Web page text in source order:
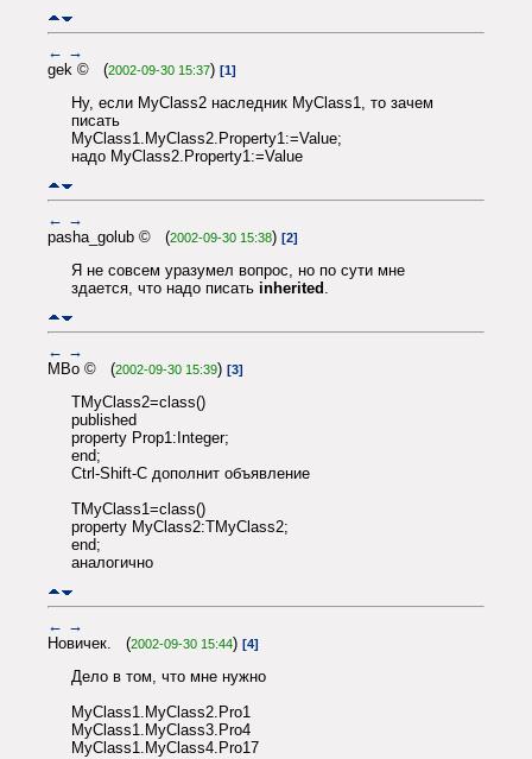
← →
gek © (2002-09-30 15:37) [1]
Ну, если MyClass2 наследник MyClass1, то зачем
писать
MyClass1.MyClass2.Property1:=Value;
надо MyClass2.Property1:=Value
← →
pasha_golub © (2002-09-30 15:38) [2]
Я не совсем уразумел вопрос, но по сути мне
здается, что надо писать inherited .
← →
MBo © (2002-09-30 15:39) [3]
TMyClass2=class()
published
property Prop1:Integer;
end;
Ctrl-Shift-C дополнит объявление
TMyClass1=class()
property MyClass2:TMyClass2;
end;
аналогично
← →
Новичек. (2002-09-30 15:44) [4]
Дело в том, что мне нужно
MyClass1.MyClass2.Pro1
MyClass1.MyClass3.Pro4
MyClass1.MyClass4.Pro17